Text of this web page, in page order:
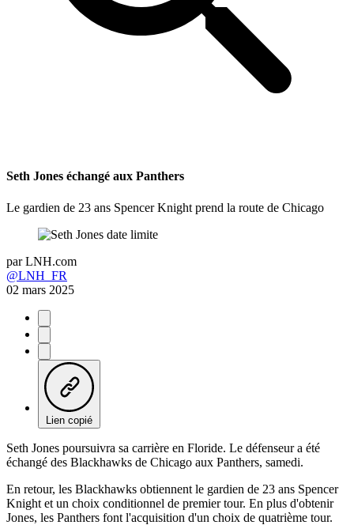
Seth Jones échangé aux Panthers
Le gardien de 23 ans Spencer Knight prend la route de Chicago
par LNH.com
@LNH_FR
02 mars 2025
Lien copié
Seth Jones poursuivra sa carrière en Floride. Le défenseur a été
échangé des Blackhawks de Chicago aux Panthers, samedi.
En retour, les Blackhawks obtiennent le gardien de 23 ans Spencer
Knight et un choix conditionnel de premier tour. En plus d'obtenir
Jones, les Panthers font l'acquisition d'un choix de quatrième tour.